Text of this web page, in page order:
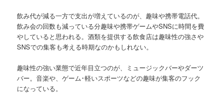
飲み代が減る一方で支出が増えているのが、趣味や携帯電話代。
飲み会の回数も減っている分趣味や携帯ゲームやSNSに時間を費
やしていると思われる。酒類を提供する飲食店は趣味性の強さや
SNSでの集客も考える時期なのかもしれない。
趣味性の強い業態で近年目立つのが、ミュージックバーやダーツ
バー。音楽や、ゲーム･軽いスポーツなどの趣味が集客のフック
になっている。